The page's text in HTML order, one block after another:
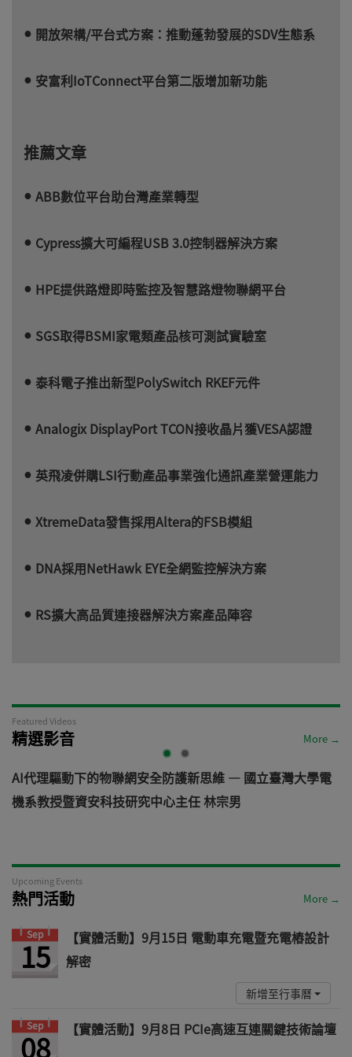
開放架構/平台式方案：推動蓬勃發展的SDV生態系
安富利IoTConnect平台第二版增加新功能
推薦文章
ABB數位平台助台灣產業轉型
Cypress擴大可編程USB 3.0控制器解決方案
HPE提供路燈即時監控及智慧路燈物聯網平台
SGS取得BSMI家電類產品核可測試實驗室
泰科電子推出新型PolySwitch RKEF元件
Analogix DisplayPort TCON接收晶片獲VESA認證
英飛凌併購LSI行動產品事業強化通訊產業營運能力
XtremeData發售採用Altera的FSB模組
DNA採用NetHawk EYE全網監控解決方案
RS擴大高品質連接器解決方案產品陣容
Featured Videos
精選影音 More →
AI代理驅動下的物聯網安全防護新思維 — 國立臺灣大學電
機系教授暨資安科技研究中心主任 林宗男
Upcoming Events
熱門活動 More →
Sep
15
【實體活動】9月15日 電動車充電暨充電樁設計
解密
新增至行事曆
Sep
08 【實體活動】9月8日 PCIe高速互連關鍵技術論壇